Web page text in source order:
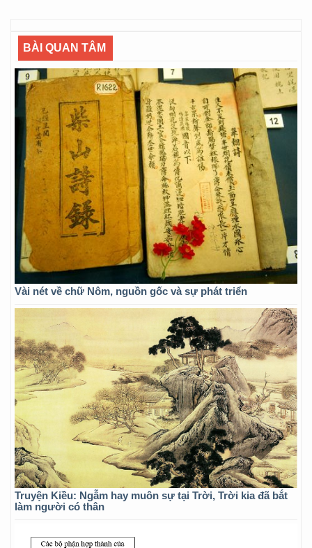
BÀI QUAN TÂM
Vài nét về chữ Nôm, nguồn gốc và sự phát triển
Truyện Kiều: Ngẫm hay muôn sự tại Trời, Trời kia đã bắt
làm người có thân